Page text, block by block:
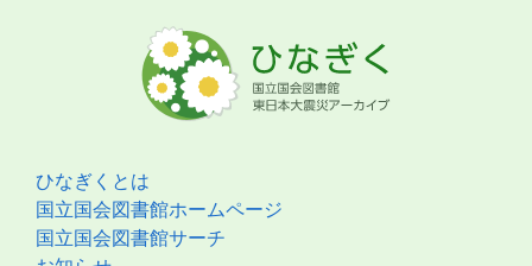
ひなぎくとは
国立国会図書館ホームページ
国立国会図書館サーチ